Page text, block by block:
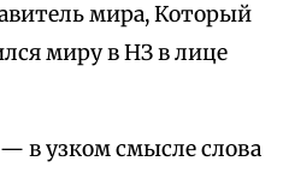
мира, Который
миру в НЗ в лице
в узком смысле слова